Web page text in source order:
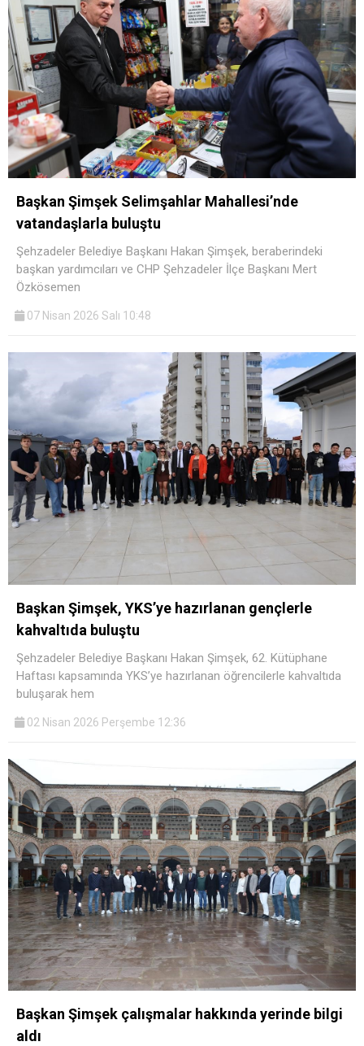
Başkan Şimşek Selimşahlar Mahallesi’nde
vatandaşlarla buluştu
Şehzadeler Belediye Başkanı Hakan Şimşek, beraberindeki
başkan yardımcıları ve CHP Şehzadeler İlçe Başkanı Mert
Özkösemen
07 Nisan 2026 Salı 10:48
Başkan Şimşek, YKS’ye hazırlanan gençlerle
kahvaltıda buluştu
Şehzadeler Belediye Başkanı Hakan Şimşek, 62. Kütüphane
Haftası kapsamında YKS’ye hazırlanan öğrencilerle kahvaltıda
buluşarak hem
02 Nisan 2026 Perşembe 12:36
Başkan Şimşek çalışmalar hakkında yerinde bilgi
aldı